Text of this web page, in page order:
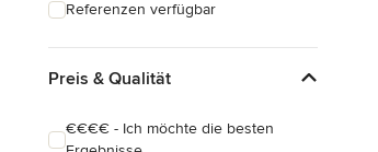
Referenzen verfügbar
Preis & Qualität
€€€€ - Ich möchte die besten